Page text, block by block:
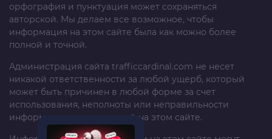
орфография и пунктуация может сохраняться
авторской. Мы делаем все возможное, чтобы
информация на этом сайте была как можно более
полной и точной.
Администрация сайта trafficcardinal.com не несет
никакой ответственности за любой ущерб, который
может быть причинен в любой форме за счет
использования, неполноты или неправильности
информации, размещенной на этом сайте.